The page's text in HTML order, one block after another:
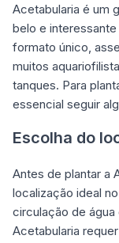
Acetabularia é um
belo e
formato único,
muitos
tanques. Para
essencial seguir
Escolha do
Antes de plantar a
localização ideal
circulação de água
Acetabularia